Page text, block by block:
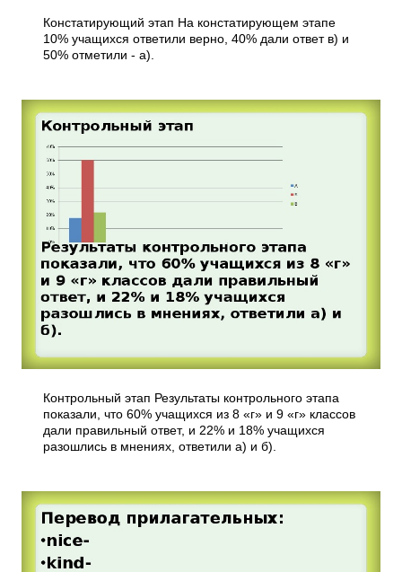
Констатирующий этап На констатирующем этапе
10% учащихся ответили верно, 40% дали ответ в) и
50% отметили - а).
Контрольный этап Результаты контрольного этапа
показали, что 60% учащихся из 8 «г» и 9 «г» классов
дали правильный ответ, и 22% и 18% учащихся
разошлись в мнениях, ответили а) и б).